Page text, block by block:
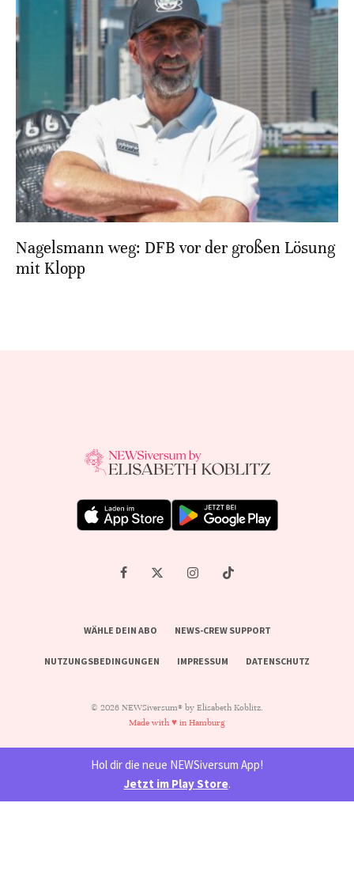
Nagelsmann weg: DFB vor der großen Lösung
mit Klopp
WÄHLE DEIN ABO NEWS-CREW SUPPORT
NUTZUNGSBEDINGUNGEN IMPRESSUM DATENSCHUTZ
© 2026 NEWSiversum® by Elisabeth Koblitz.
Made with ♥ in Hamburg
Hol dir die neue NEWSiversum App!
Jetzt im Play Store.